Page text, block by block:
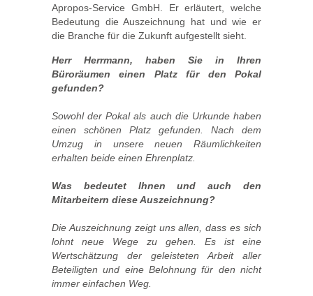
Apropos-Service GmbH. Er erläutert, welche
Bedeutung die Auszeichnung hat und wie er
die Branche für die Zukunft aufgestellt sieht.
Herr Herrmann, haben Sie in Ihren
Büroräumen einen Platz für den Pokal
gefunden?
Sowohl der Pokal als auch die Urkunde haben
einen schönen Platz gefunden. Nach dem
Umzug in unsere neuen Räumlichkeiten
erhalten beide einen Ehrenplatz.
Was bedeutet Ihnen und auch den
Mitarbeitern diese Auszeichnung?
Die Auszeichnung zeigt uns allen, dass es sich
lohnt neue Wege zu gehen. Es ist eine
Wertschätzung der geleisteten Arbeit aller
Beteiligten und eine Belohnung für den nicht
immer einfachen Weg.